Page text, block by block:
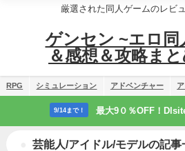
厳選された同人ゲームのレビ
ゲンセン ~エロ同
＆感想＆攻略ま
RPG シミュレーション アドベンチャー
9/14まで！ 最大9０％OFF！
芸能人/アイドル/モデルの記事